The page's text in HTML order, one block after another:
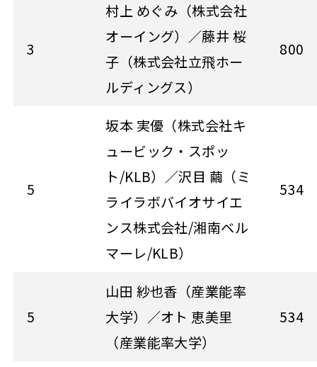
3
村上 めぐみ（株式会社
オーイング）／藤井 桜
子（株式会社立飛ホー
ルディングス）
800
5
坂本 実優（株式会社キ
ュービック・スポッ
ト/KLB）／沢目 繭（ミ
ライラボバイオサイエ
ンス株式会社/湘南ベル
マーレ/KLB）
534
5
山田 紗也香（産業能率
大学）／オト 恵美里
（産業能率大学）
534